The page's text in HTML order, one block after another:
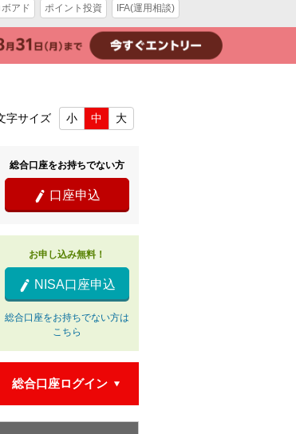
ボアド ポイント投資 IFA(運用相談)
字サイズ 小 中 大
総合口座をお持ちでない方
 口座申込
お申し込み無料！
 NISA口座申込
総合口座をお持ちでない方は
こちら
総合口座ログイン